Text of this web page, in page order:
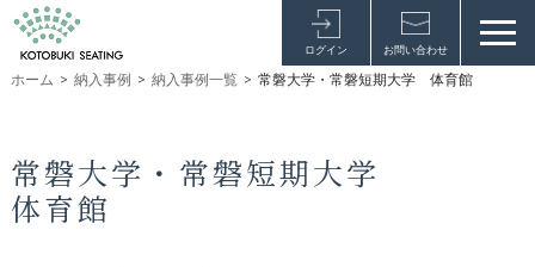
ログイン お問い合わせ
ホーム > 納入事例 > 納入事例一覧 > 常磐大学・常磐短期大学 体育館
常磐大学・常磐短期大学
体育館